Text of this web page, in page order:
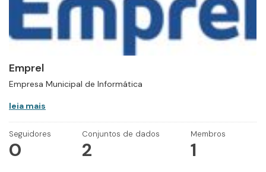
Emprel
Empresa Municipal de Informática
leia mais
Seguidores
0
Conjuntos de dados
2
Membros
1